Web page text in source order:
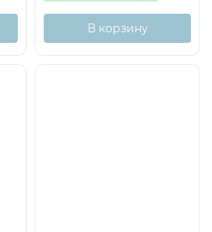
В корзину